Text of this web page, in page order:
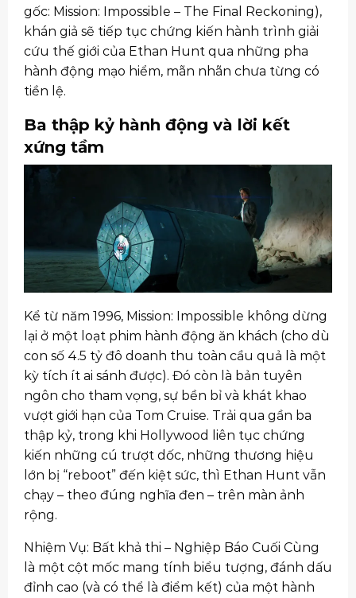
gốc: Mission: Impossible – The Final Reckoning),
khán giả sẽ tiếp tục chứng kiến hành trình giải
cứu thế giới của Ethan Hunt qua những pha
hành động mạo hiểm, mãn nhãn chưa từng có
tiền lệ.
Ba thập kỷ hành động và lời kết
xứng tầm
Kể từ năm 1996, Mission: Impossible không dừng
lại ở một loạt phim hành động ăn khách (cho dù
con số 4.5 tỷ đô doanh thu toàn cầu quả là một
kỳ tích ít ai sánh được). Đó còn là bản tuyên
ngôn cho tham vọng, sự bền bỉ và khát khao
vượt giới hạn của Tom Cruise. Trải qua gần ba
thập kỷ, trong khi Hollywood liên tục chứng
kiến những cú trượt dốc, những thương hiệu
lớn bị “reboot” đến kiệt sức, thì Ethan Hunt vẫn
chạy – theo đúng nghĩa đen – trên màn ảnh
rộng.
Nhiệm Vụ: Bất khả thi – Nghiệp Báo Cuối Cùng
là một cột mốc mang tính biểu tượng, đánh dấu
đỉnh cao (và có thể là điểm kết) của một hành